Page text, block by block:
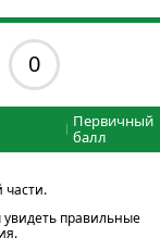
0
Первичный
балл
части.
правильные